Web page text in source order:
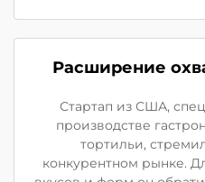
Расширение
Стартап из США,
производстве
тортильи,
конкурентном рынке.